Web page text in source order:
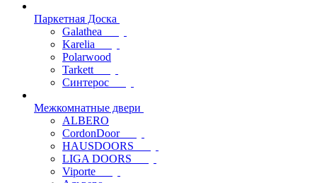
Паркетная Доска
Galathea
Karelia
Polarwood
Tarkett
Синтерос
Межкомнатные двери
ALBERO
CordonDoor
HAUSDOORS
LIGA DOORS
Viporte